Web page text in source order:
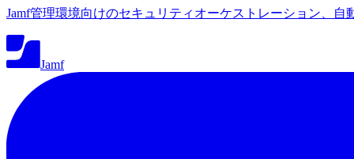
Jamf管理環境向けのセキュリティオーケストレーション、自
Jamf